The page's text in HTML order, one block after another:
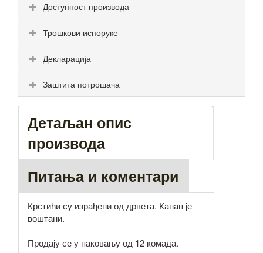
Доступност производа
Трошкови испоруке
Декларација
Заштита потрошача
Детаљан опис
производа
Питања и коментари
Крстићи су израђени од дрвета. Канап је
воштани.
Продају се у паковању од 12 комада.